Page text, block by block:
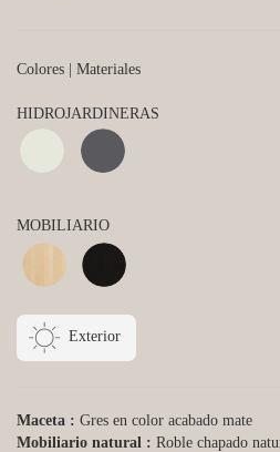
Colores | Materiales
HIDROJARDINERAS
MOBILIARIO
Exterior
Maceta : Gres en color acabado mate
Mobiliario natural : Roble chapado